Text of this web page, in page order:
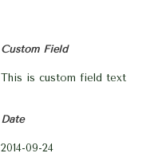
Custom Field
This is custom field text
Date
2014-09-24